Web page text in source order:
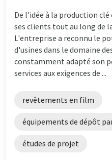
De l'idée à la production
ses clients tout au long de
L'entreprise a reconnu le
d'usines dans le domaine
constamment adapté son
services aux exigences de ...
revêtements en film
équipements de dépôt
études de projet